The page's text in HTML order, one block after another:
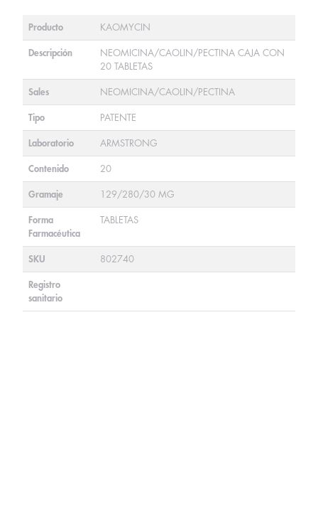
Producto KAOMYCIN
Descripción
NEOMICINA/CAOLIN/PECTINA CAJA CON
20 TABLETAS
Sales NEOMICINA/CAOLIN/PECTINA
Tipo PATENTE
Laboratorio ARMSTRONG
Contenido 20
Gramaje 129/280/30 MG
Forma
Farmacéutica
TABLETAS
SKU 802740
Registro
sanitario